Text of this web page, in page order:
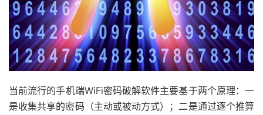
当前流行的手机端WiFi密码破解软件主要基于两个原理：一
是收集共享的密码（主动或被动方式）；二是通过逐个推算